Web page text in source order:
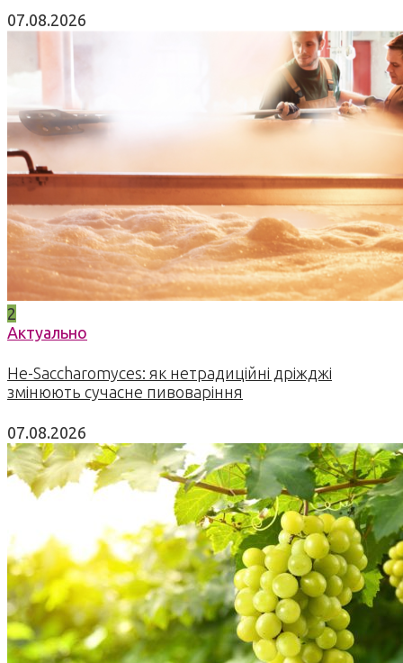
07.08.2026
2
Актуально
Не-Saccharomyces: як нетрадиційні дріжджі
змінюють сучасне пивоваріння
07.08.2026